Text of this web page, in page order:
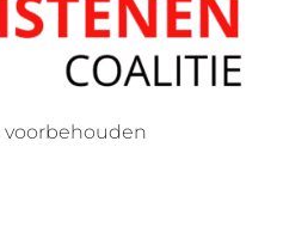
voorbehouden